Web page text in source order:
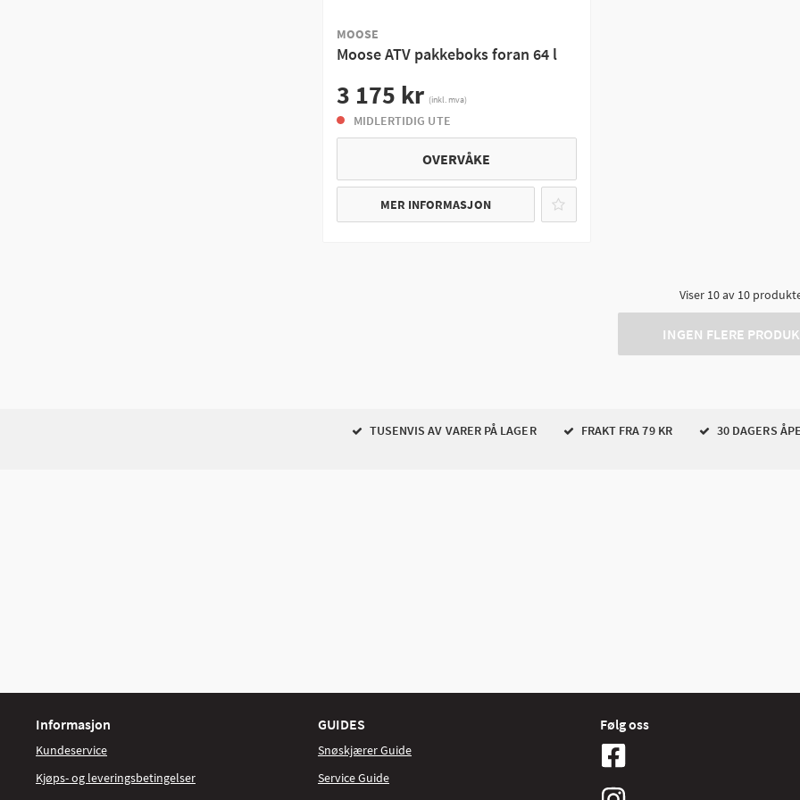
MOOSE
Moose ATV pakkeboks foran 64 l
3 175 kr (inkl. mva)
MIDLERTIDIG UTE
OVERVÅKE
MER INFORMASJON
Viser 10av 10
INGEN FLERE
TUSENVIS AV VARER PÅ LAGER FRAKT FRA 79 KR 30 DAGERS
Informasjon
Kundeservice
Kjøps- og leveringsbetingelser
GUIDES
Snøskjærer Guide
Service Guide
Følg oss